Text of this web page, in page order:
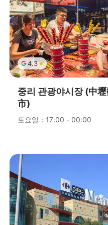
4.3
중리 관광야시장 (中
市)
토요일：17:00 - 00:00